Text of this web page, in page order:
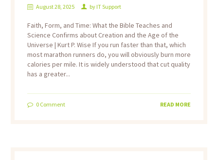
August 28, 2025 by IT Support
Faith, Form, and Time: What the Bible Teaches and
Science Confirms about Creation and the Age of the
Universe | Kurt P. Wise If you run faster than that, which
most marathon runners do, you will obviously burn more
calories per mile. It is widely understood that cut quality
has a greater...
0Comment READ MORE